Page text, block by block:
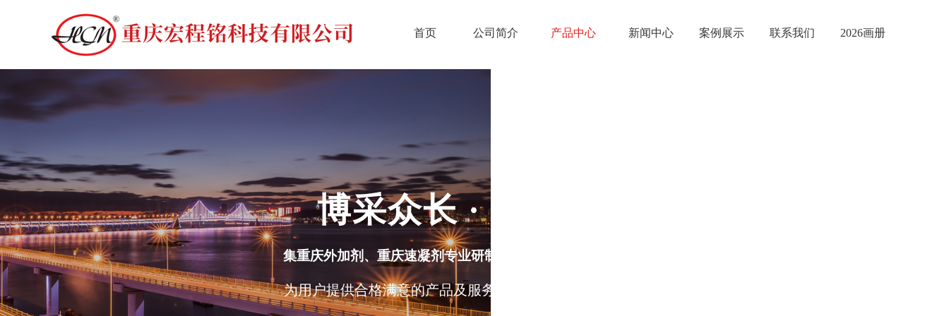
首页 公司简介 产品中心 新闻中心 案例展示 联系我们 2026画册
博采众长 · 精益求精
集重庆外加剂 、重庆速凝剂专业研制开发、销售为一体的建材经营实体
为用户提供合格满意的产品及服务是